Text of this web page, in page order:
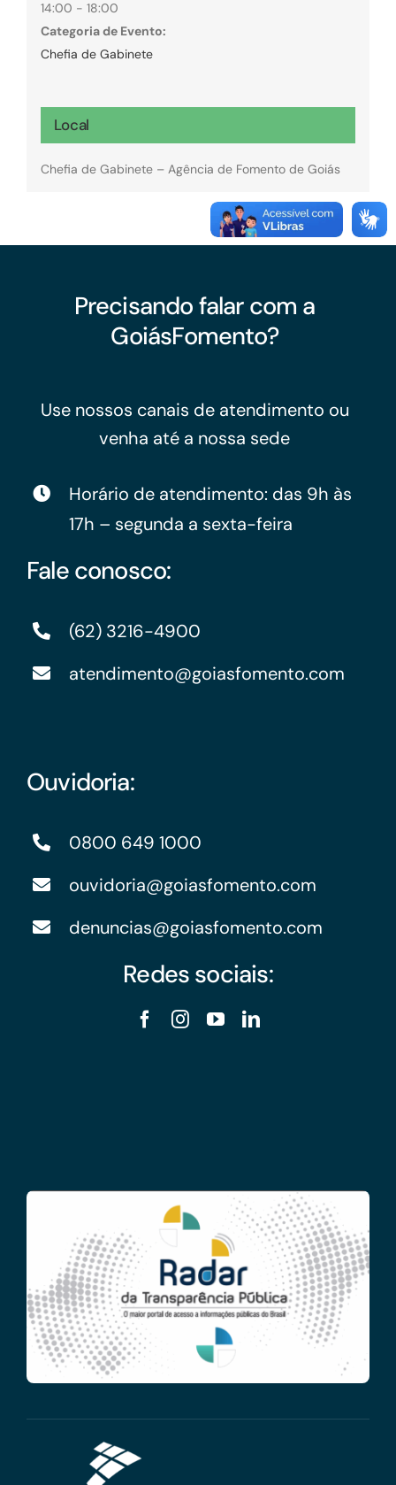
14:00 - 18:00
Categoria de Evento:
Chefia de Gabinete
Local
Chefia de Gabinete – Agência de Fomento de Goiás
Precisando falar com a
GoiásFomento?
Use nossos canais de atendimento ou
venha até a nossa sede
Horário de atendimento: das 9h às
17h – segunda a sexta-feira
Fale conosco:
(62) 3216-4900
atendimento@goiasfomento.com
Ouvidoria:
0800 649 1000
ouvidoria@goiasfomento.com
denuncias@goiasfomento.com
Redes sociais: